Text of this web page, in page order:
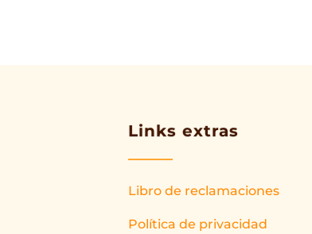
Links extras
Libro de reclamaciones
Política de privacidad